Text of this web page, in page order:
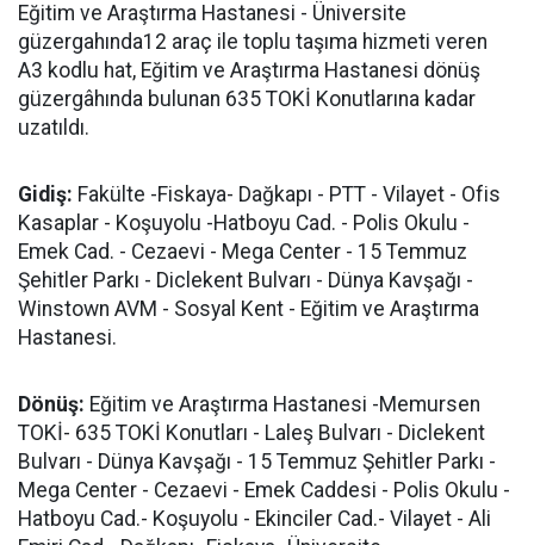
Eğitim ve Araştırma Hastanesi - Üniversite
güzergahında12 araç ile toplu taşıma hizmeti veren
A3 kodlu hat, Eğitim ve Araştırma Hastanesi dönüş
güzergâhında bulunan 635 TOKİ Konutlarına kadar
uzatıldı.
Gidiş: Fakülte -Fiskaya- Dağkapı - PTT - Vilayet - Ofis
Kasaplar - Koşuyolu -Hatboyu Cad. - Polis Okulu -
Emek Cad. - Cezaevi - Mega Center - 15 Temmuz
Şehitler Parkı - Diclekent Bulvarı - Dünya Kavşağı -
Winstown AVM - Sosyal Kent - Eğitim ve Araştırma
Hastanesi.
Dönüş: Eğitim ve Araştırma Hastanesi -Memursen
TOKİ- 635 TOKİ Konutları - Laleş Bulvarı - Diclekent
Bulvarı - Dünya Kavşağı - 15 Temmuz Şehitler Parkı -
Mega Center - Cezaevi - Emek Caddesi - Polis Okulu -
Hatboyu Cad.- Koşuyolu - Ekinciler Cad.- Vilayet - Ali